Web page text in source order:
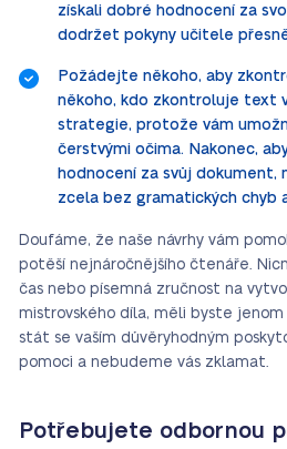
získali dobré hodnocení za
dodržet pokyny učitele
Požádejte někoho, aby
někoho, kdo zkontroluje text
strategie, protože vám
čerstvými očima. Nakonec,
hodnocení za svůj
zcela bez gramatických chyb
Doufáme, že naše návrhy vám
potěší nejnáročnějšího čtenáře.
čas nebo písemná zručnost na
mistrovského díla, měli byste
stát se vaším důvěryhodným
pomoci a nebudeme vás zklamat.
Potřebujete odbornou